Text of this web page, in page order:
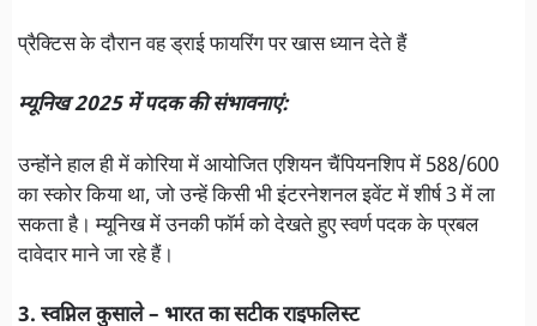
प्रैक्टिस के दौरान वह ड्राई फायरिंग पर खास ध्यान देते हैं
म्यूनिख 2025 में पदक की संभावनाएं:
उन्होंने हाल ही में कोरिया में आयोजित एशियन चैंपियनशिप में 588/600
का स्कोर किया था, जो उन्हें किसी भी इंटरनेशनल इवेंट में शीर्ष 3 में ला
सकता है। म्यूनिख में उनकी फॉर्म को देखते हुए स्वर्ण पदक के प्रबल
दावेदार माने जा रहे हैं।
3. स्वप्निल कुसाले – भारत का सटीक राइफलिस्ट